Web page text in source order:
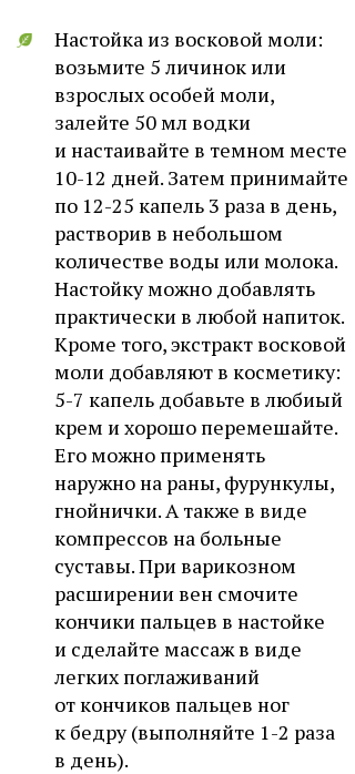
Настойка из восковой моли:
возьмите 5 личинок или
взрослых особей моли,
залейте 50 мл водки
и настаивайте в темном месте
10-12 дней. Затем принимайте
по 12-25 капель 3 раза в день,
растворив в небольшом
количестве воды или молока.
Настойку можно добавлять
практически в любой напиток.
Кроме того, экстракт восковой
моли добавляют в косметику:
5-7 капель добавьте в любиый
крем и хорошо перемешайте.
Его можно применять
наружно на раны, фурункулы,
гнойнички. А также в виде
компрессов на больные
суставы. При варикозном
расширении вен смочите
кончики пальцев в настойке
и сделайте массаж в виде
легких поглаживаний
от кончиков пальцев ног
к бедру (выполняйте 1-2 раза
в день).